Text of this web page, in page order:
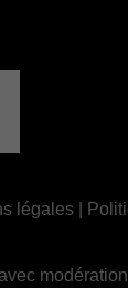
légales|